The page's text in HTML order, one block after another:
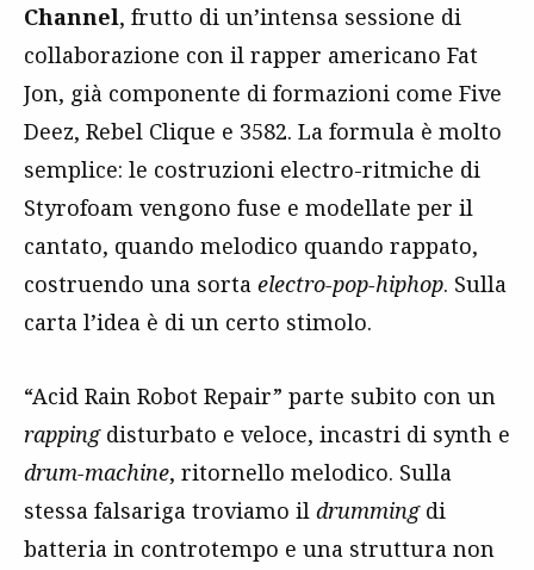
Channel, frutto di un’intensa sessione di
collaborazione con il rapper americano Fat
Jon, già componente di formazioni come Five
Deez, Rebel Clique e 3582. La formula è molto
semplice: le costruzioni electro-ritmiche di
Styrofoam vengono fuse e modellate per il
cantato, quando melodico quando rappato,
costruendo una sorta electro-pop-hiphop. Sulla
carta l’idea è di un certo stimolo.
“Acid Rain Robot Repair” parte subito con un
rappingdisturbato e veloce, incastri di synth e
drum-machine, ritornello melodico. Sulla
stessa falsariga troviamo il drummingdi
batteria in controtempo e una struttura non